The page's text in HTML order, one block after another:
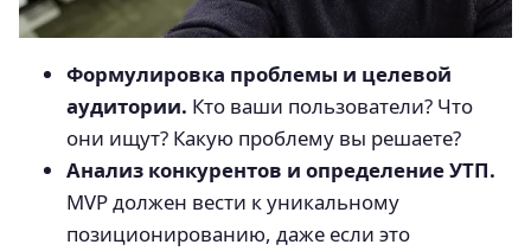
Формулировка проблемы и целевой
аудитории. Кто ваши пользователи? Что
они ищут? Какую проблему вы решаете?
Анализ конкурентов и определение УТП.
MVP должен вести к уникальному
позиционированию, даже если это